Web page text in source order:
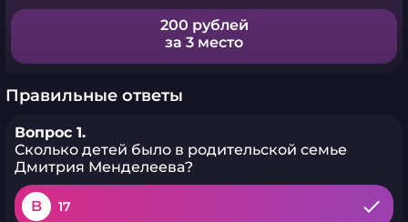
200 рублей
за 3 место
Правильные ответы
Вопрос 1.
Сколько детей было в родительской семье
Дмитрия Менделеева?
B 17